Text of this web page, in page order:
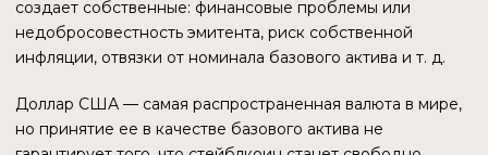
Распространение сферы деятельности крупных
корпораций по всему миру
Распределение ролей между странами в
Распространение влияния развитых стран на
страны менее развитые